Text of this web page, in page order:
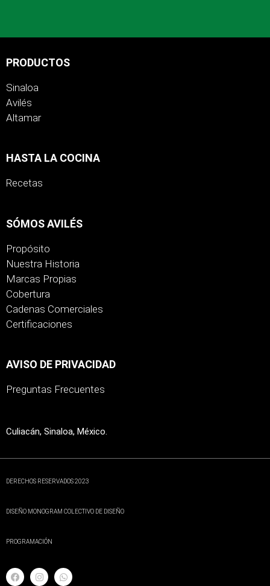
PRODUCTOS
Sinaloa
Avilés
Altamar
HASTA LA COCINA
Recetas
SÓMOS AVILÉS
Propósito
Nuestra Historia
Marcas Propias
Cobertura
Cadenas Comerciales
Certificaciones
AVISO DE PRIVACIDAD
Preguntas Frecuentes
Culiacán, Sinaloa, México.
DERECHOS RESERVADOS 2023
DISEÑO MONOGRAM COLECTIVO DE DISEÑO
PROGRAMACIÓN